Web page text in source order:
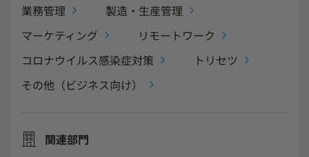
インボイス制度解説 税制改正
喪中はがき 働き方改革
業務管理
製造・生産管理
マーケティング
リモートワーク
コロナウイルス感染症対策
トリセツ
その他（ビジネス向け）
関連部門